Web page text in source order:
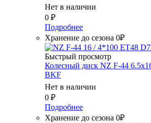
Нет в наличии
0 ₽
Подробнее
Хранение до сезона 0₽
Быстрый просмотр
Колесный диск NZ F-44
BKF
Нет в наличии
0 ₽
Подробнее
Хранение до сезона 0₽